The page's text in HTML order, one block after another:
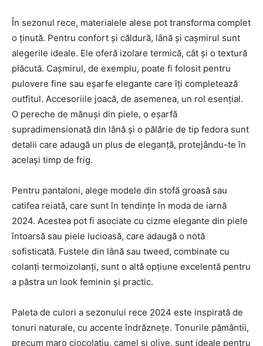
În sezonul rece, materialele alese pot transforma complet
o ținută. Pentru confort și căldură, lână și cașmirul sunt
alegerile ideale. Ele oferă izolare termică, cât și o textură
plăcută. Cașmirul, de exemplu, poate fi folosit pentru
pulovere fine sau eșarfe elegante care îți completează
outfitul. Accesoriile joacă, de asemenea, un rol esențial.
O pereche de mănuși din piele, o eșarfă
supradimensionată din lână și o pălărie de tip fedora sunt
detalii care adaugă un plus de eleganță, protejându-te în
același timp de frig.
Pentru pantaloni, alege modele din stofă groasă sau
catifea reiată, care sunt în tendințe în moda de iarnă
2024. Acestea pot fi asociate cu cizme elegante din piele
întoarsă sau piele lucioasă, care adaugă o notă
sofisticată. Fustele din lână sau tweed, combinate cu
colanți termoizolanți, sunt o altă opțiune excelentă pentru
a păstra un look feminin și practic.
Paleta de culori a sezonului rece 2024 este inspirată de
tonuri naturale, cu accente îndrăznețe. Tonurile pământii,
precum maro ciocolatiu, camel și olive, sunt ideale pentru